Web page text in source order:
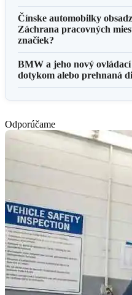
Čínske automobilky
Záchrana pracovných
značiek?
BMW a jeho nový
dotykom alebo prehnaná
Odporúčame